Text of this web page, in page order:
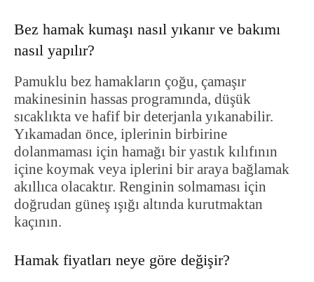
Bez hamak kumaşı nasıl yıkanır ve bakımı
nasıl yapılır?
Pamuklu bez hamakların çoğu, çamaşır
makinesinin hassas programında, düşük
sıcaklıkta ve hafif bir deterjanla yıkanabilir.
Yıkamadan önce, iplerinin birbirine
dolanmaması için hamağı bir yastık kılıfının
içine koymak veya iplerini bir araya bağlamak
akıllıca olacaktır. Renginin solmaması için
doğrudan güneş ışığı altında kurutmaktan
kaçının.
Hamak fiyatları neye göre değişir?